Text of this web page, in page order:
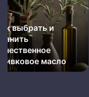
кофемашины
при
покупке
кофе:
как
это
работает
Бесплатная аренда
кофемашины при
покупке кофе: как
это работает